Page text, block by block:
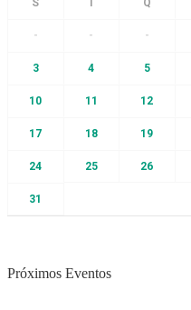
- - -
3 4 5
10 11 12
17 18 19
24 25 26
31
Próximos Eventos